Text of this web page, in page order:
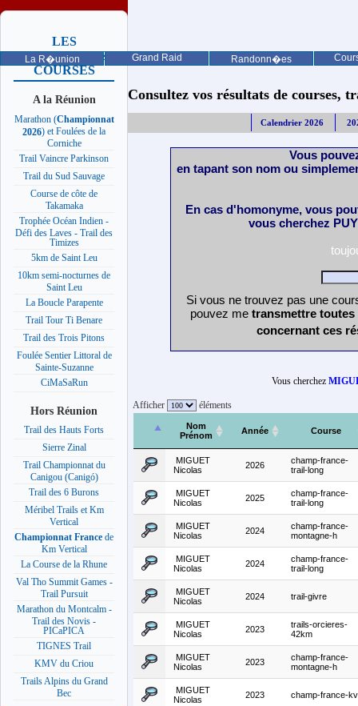
La R�union Grand Raid Randonn�es
LES
PROCHAINES
COURSES
A la Réunion
Marathon (Championnat
2026) et Foulées de la
Corniche
Trail Vaincre Parkinson
Trail du Sud Sauvage
Course de côte de
Takamaka
Trophée Océan Indien -
Défi des Laves - Trail des
Timizes
5km de Saint Leu
10km semi-nocturnes de
Saint Leu
La Boucle Parapente
Trail Tour Ti Benare
Trail des Trois Pitons
Foulée Sentier Littoral de
Sainte-Suzanne
CiMaSaRun
Hors Réunion
Trail des Hauts Forts
Sierre Zinal
Trail Championnat du
Canigou (Canigó)
Trail des 6 Burons
Méribel Trails et Km
Vertical
Championnat France de
Km Vertical
La Course de la Rhune
Val Tho Summit Games -
Trail Pursuit
Marathon du Montcalm -
Trail des Novis -
PICaPICA
TIGNES Trail
KMV du Criou
Trails Alpins du Grand
Bec
Consultez vos résultats de courses,
Calendrier 2026
Vous
en tapant son nom ou
En cas d'homonyme, vous
vous cherchez
Si vous ne trouvez pas une
pouvez me transmettre
concernant ces
Vous cherchez
Afficher éléments
Nom
Prénom
Année Course
MIGUET
Nicolas
2026
champ-france-
trail-long
MIGUET
Nicolas
2025
champ-france-
trail-long
MIGUET
Nicolas
2024
champ-france-
montagne-h
MIGUET
Nicolas
2024
champ-france-
trail-long
MIGUET
Nicolas
2024 trail-givre
MIGUET
Nicolas
2023
trails-orcieres-
42km
MIGUET
Nicolas
2023
champ-france-
montagne-h
MIGUET
Nicolas
2023 champ-france-kv